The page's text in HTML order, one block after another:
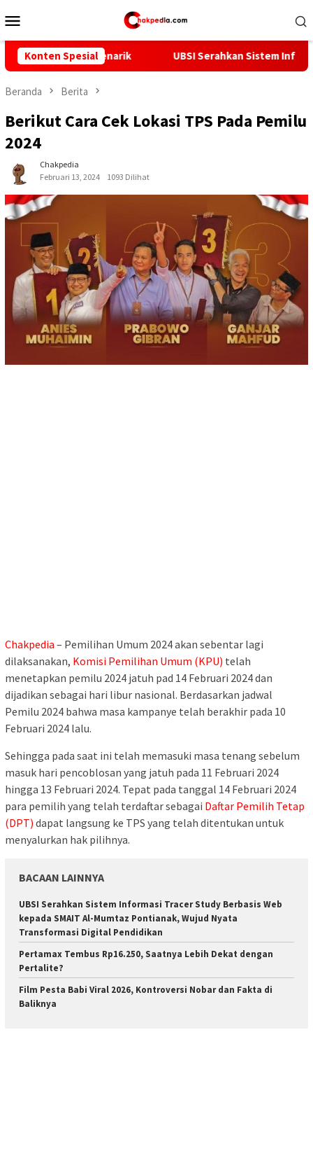
ke
Mobile
Konten SpesialUBSI Serahkan Sistem Informasi Tracer Study
Beranda Berita
Berikut Cara Cek Lokasi TPS Pada Pemilu
2024
Chakpedia
Februari 13, 2024
1093 Dilihat
Chakpedia – Pemilihan Umum 2024 akan sebentar lagi
dilaksanakan, Komisi Pemilihan Umum (KPU) telah
menetapkan pemilu 2024 jatuh pad 14 Februari 2024 dan
dijadikan sebagai hari libur nasional. Berdasarkan jadwal
Pemilu 2024 bahwa masa kampanye telah berakhir pada 10
Februari 2024 lalu.
Sehingga pada saat ini telah memasuki masa tenang sebelum
masuk hari pencoblosan yang jatuh pada 11 Februari 2024
hingga 13 Februari 2024. Tepat pada tanggal 14 Februari 2024
para pemilih yang telah terdaftar sebagai Daftar Pemilih Tetap
(DPT) dapat langsung ke TPS yang telah ditentukan untuk
menyalurkan hak pilihnya.
BACAAN LAINNYA
UBSI Serahkan Sistem Informasi Tracer Study Berbasis Web
kepada SMAIT Al-Mumtaz Pontianak, Wujud Nyata
Transformasi Digital Pendidikan
Pertamax Tembus Rp16.250, Saatnya Lebih Dekat dengan
Pertalite?
Film Pesta Babi Viral 2026, Kontroversi Nobar dan Fakta di
Baliknya